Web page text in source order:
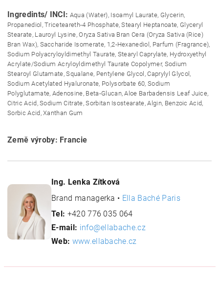
Ingredints/ INCI: Aqua (Water), Isoamyl Laurate, Glycerin,
Propanediol, Triceteareth-4 Phosphate, Stearyl Heptanoate, Glyceryl
Stearate, Lauroyl Lysine, Oryza Sativa Bran Cera (Oryza Sativa (Rice)
Bran Wax), Saccharide Isomerate, 1,2-Hexanediol, Parfum (Fragrance),
Sodium Polyacryloyldimethyl Taurate, Stearyl Caprylate, Hydroxyethyl
Acrylate/Sodium Acryloyldimethyl Taurate Copolymer, Sodium
Stearoyl Glutamate, Squalane, Pentylene Glycol, Caprylyl Glycol,
Sodium Acetylated Hyaluronate, Polysorbate 60, Sodium
Polyglutamate, Adenosine, Beta-Glucan, Aloe Barbadensis Leaf Juice,
Citric Acid, Sodium Citrate, Sorbitan Isostearate, Algin, Benzoic Acid,
Sorbic Acid, Xanthan Gum
Země výroby: Francie
Ing. Lenka Zítková
Brand managerka • Ella Baché Paris
Tel: +420 776 035 064
E-mail: info@ellabache.cz
Web: www.ellabache.cz